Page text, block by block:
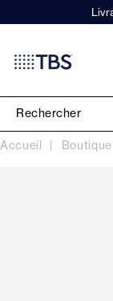
Accueil Boutique